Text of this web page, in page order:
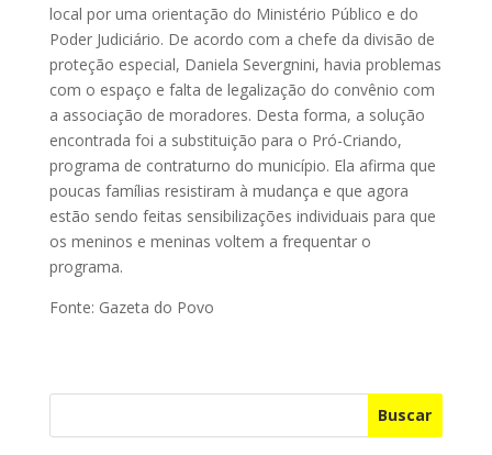
local por uma orientação do Minis­­tério Público e do
Poder Judiciário. De acordo com a chefe da divisão de
proteção especial, Daniela Severgnini, havia problemas
com o espaço e falta de legalização do convênio com
a associação de moradores. Desta forma, a solução
encontrada foi a substituição para o Pró-Criando,
programa de contraturno do município. Ela afirma que
poucas famílias resistiram à mudança e que agora
estão sendo feitas sensibilizações individuais para que
os meninos e meninas voltem a frequentar o
programa.
Fonte: Gazeta do Povo
Buscar